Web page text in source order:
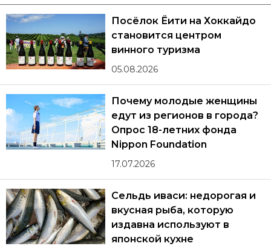
Посёлок Ёити на Хоккайдо
становится центром
винного туризма
05.08.2026
Почему молодые женщины
едут из регионов в города?
Опрос 18-летних фонда
Nippon Foundation
17.07.2026
Сельдь иваси: недорогая и
вкусная рыба, которую
издавна используют в
японской кухне